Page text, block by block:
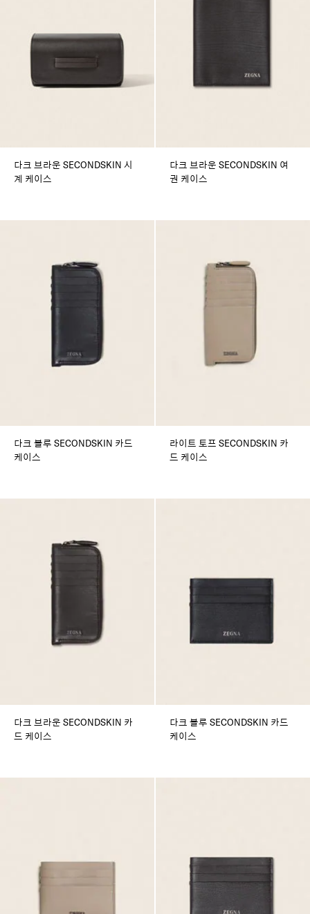
다크 브라운 SECONDSKIN 시
계 케이스
다크 브라운 SECONDSKIN 여
권 케이스
다크 블루 SECONDSKIN 카드
케이스
라이트 토프 SECONDSKIN 카
드 케이스
다크 브라운 SECONDSKIN 카
드 케이스
다크 블루 SECONDSKIN 카드
케이스